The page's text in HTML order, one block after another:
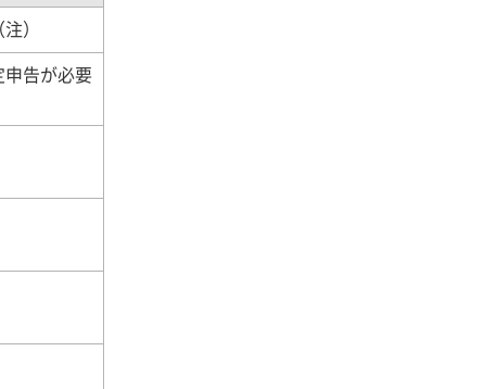
）
申告が必要